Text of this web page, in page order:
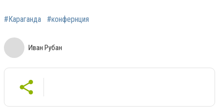
#Караганда #конфернция
Иван Рубан